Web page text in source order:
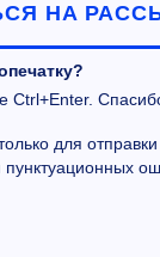
НА
Ctrl+Enter.
для